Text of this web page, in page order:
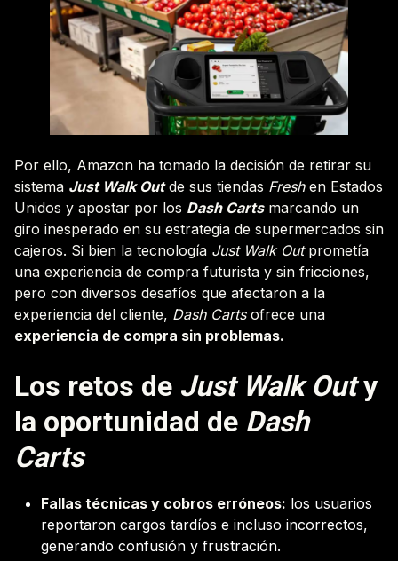
Por ello, Amazon ha tomado la decisión de retirar su
sistema Just Walk Outde sus tiendas Freshen Estados
Unidos y apostar por los Dash Cartsmarcando un
giro inesperado en su estrategia de supermercados sin
cajeros. Si bien la tecnología Just Walk Outprometía
una experiencia de compra futurista y sin fricciones,
pero con diversos desafíos que afectaron a la
experiencia del cliente, Dash Cartsofrece una
experiencia de compra sin problemas.
Los retos de Just Walk Outy
la oportunidad de Dash
Carts
Fallas técnicas y cobros erróneos: los usuarios
reportaron cargos tardíos e incluso incorrectos,
generando confusión y frustración.